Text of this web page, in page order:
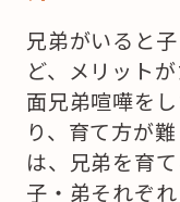
兄弟がいると
ど、メリット
面兄弟喧嘩を
り、育て方が
は、兄弟を育
子・弟それぞ